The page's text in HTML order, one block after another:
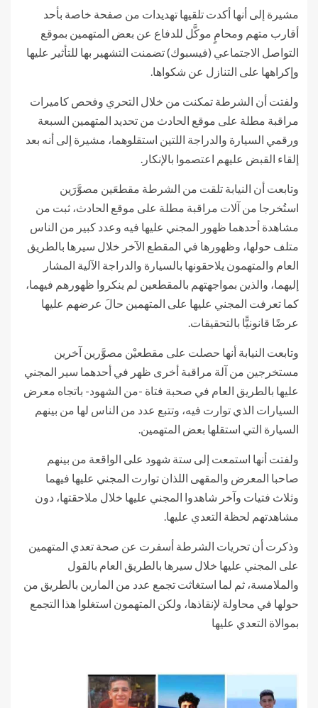
مشيرة إلى أنها أكدت تلقيها تهديدات من صفحة خاصة بأحد
أقارب متهم ومحامٍ موكَّل للدفاع عن بعض المتهمين بموقع
التواصل الاجتماعي (فيسبوك) تضمنت التشهير بها للتأثير عليها
وإكراهها على التنازل عن شكواها.
ولفتت أن الشرطة تمكنت من خلال التحري وفحص كاميرات
مراقبة مطلة على موقع الحادث من تحديد المتهمين السبعة
ورقمي السيارة والدراجة اللتين استقلوهما، مشيرة إلى أنه بعد
إلقاء القبض عليهم اعتصموا بالإنكار.
وتابعت أن النيابة تلقت من الشرطة مقطعَين مصوَّرَين
استُخرجا من آلات مراقبة مطلة على موقع الحادث، ثبت من
مشاهدة أحدهما ظهور المجني عليها فيه وعدد كبير من الناس
متلف حولها، وظهورها في المقطع الآخر خلال سيرها بالطريق
العام والمتهمون يلاحقونها بالسيارة والدراجة الآلية المشار
إليهما، والذين بمواجهتهم بالمقطعين لم ينكروا ظهورهم فيهما،
كما تعرفت المجني عليها على المتهمين حالَ عرضهم عليها
عرضًا قانونيًّا بالتحقيقات.
وتابعت النيابة أنها حصلت على مقطعيْن مصوَّرين آخرين
مستخرجين من آلة مراقبة أخرى ظهر في أحدهما سير المجني
عليها بالطريق العام في صحبة فتاة -من الشهود- باتجاه معرض
السيارات الذي توارت فيه، وتتبع عدد من الناس لها من بينهم
السيارة التي استقلها بعض المتهمين.
ولفتت أنها استمعت إلى ستة شهود على الواقعة من بينهم
صاحبا المعرض والمقهى اللذان توارت المجني عليها فيهما
وثلاث فتيات وآخر شاهدوا المجني عليها خلال ملاحقتها، دون
مشاهدتهم لحظة التعدي عليها.
وذكرت أن تحريات الشرطة أسفرت عن صحة تعدي المتهمين
على المجني عليها خلال سيرها بالطريق العام بالقول
والملامسة، ثم لما استغاثت تجمع عدد من المارين بالطريق من
حولها في محاولة لإنقاذها، ولكن المتهمون استغلوا هذا التجمع
بموالاة التعدي عليها